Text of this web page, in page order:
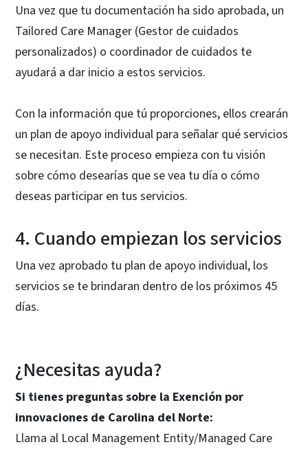
Una vez que tu documentación ha sido aprobada, un
Tailored Care Manager (Gestor de cuidados
personalizados) o coordinador de cuidados te
ayudará a dar inicio a estos servicios.
Con la información que tú proporciones, ellos crearán
un plan de apoyo individual para señalar qué servicios
se necesitan. Este proceso empieza con tu visión
sobre cómo desearías que se vea tu día o cómo
deseas participar en tus servicios.
4. Cuando empiezan los servicios
Una vez aprobado tu plan de apoyo individual, los
servicios se te brindaran dentro de los próximos 45
días.
¿Necesitas ayuda?
Si tienes preguntas sobre la Exención por
innovaciones de Carolina del Norte:
Llama al Local Management Entity/Managed Care